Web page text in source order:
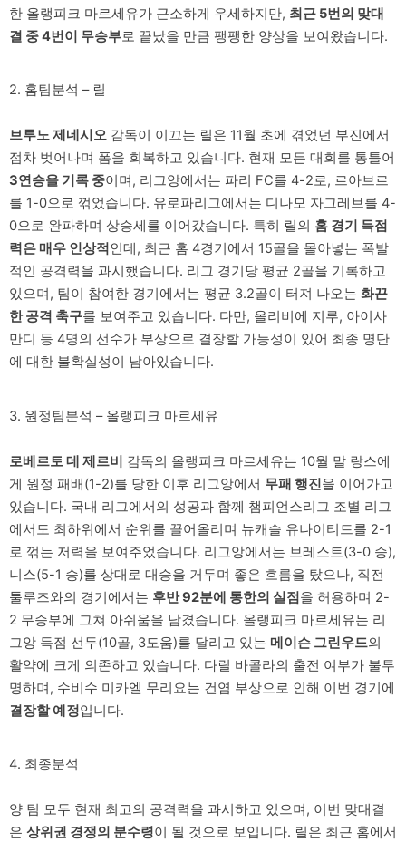
한 올랭피크 마르세유가 근소하게 우세하지만, 최근 5번의 맞대
결 중 4번이 무승부로 끝났을 만큼 팽팽한 양상을 보여왔습니다.
2. 홈팀분석 – 릴
브루노 제네시오 감독이 이끄는 릴은 11월 초에 겪었던 부진에서
점차 벗어나며 폼을 회복하고 있습니다. 현재 모든 대회를 통틀어
3연승을 기록 중이며, 리그앙에서는 파리 FC를 4-2로, 르아브르
를 1-0으로 꺾었습니다. 유로파리그에서는 디나모 자그레브를 4-
0으로 완파하며 상승세를 이어갔습니다. 특히 릴의 홈 경기 득점
력은 매우 인상적 인데, 최근 홈 4경기에서 15골을 몰아넣는 폭발
적인 공격력을 과시했습니다. 리그 경기당 평균 2골을 기록하고
있으며, 팀이 참여한 경기에서는 평균 3.2골이 터져 나오는 화끈
한 공격 축구를 보여주고 있습니다. 다만, 올리비에 지루, 아이사
만디 등 4명의 선수가 부상으로 결장할 가능성이 있어 최종 명단
에 대한 불확실성이 남아있습니다.
3. 원정팀분석 – 올랭피크 마르세유
로베르토 데 제르비 감독의 올랭피크 마르세유는 10월 말 랑스에
게 원정 패배(1-2)를 당한 이후 리그앙에서 무패 행진을 이어가고
있습니다. 국내 리그에서의 성공과 함께 챔피언스리그 조별 리그
에서도 최하위에서 순위를 끌어올리며 뉴캐슬 유나이티드를 2-1
로 꺾는 저력을 보여주었습니다. 리그앙에서는 브레스트(3-0 승),
니스(5-1 승)를 상대로 대승을 거두며 좋은 흐름을 탔으나, 직전
툴루즈와의 경기에서는 후반 92분에 통한의 실점을 허용하며 2-
2 무승부에 그쳐 아쉬움을 남겼습니다. 올랭피크 마르세유는 리
그앙 득점 선두(10골, 3도움)를 달리고 있는 메이슨 그린우드의
활약에 크게 의존하고 있습니다. 다릴 바콜라의 출전 여부가 불투
명하며, 수비수 미카엘 무리요는 건염 부상으로 인해 이번 경기에
결장할 예정입니다.
4. 최종분석
양 팀 모두 현재 최고의 공격력을 과시하고 있으며, 이번 맞대결
은 상위권 경쟁의 분수령이 될 것으로 보입니다. 릴은 최근 홈에서